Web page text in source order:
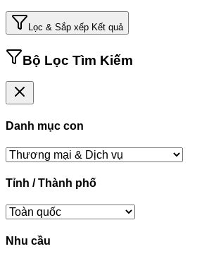
Lọc & Sắp xếp Kết quả
Bộ Lọc Tìm Kiếm
Danh mục con
Tỉnh / Thành phố
Nhu cầu